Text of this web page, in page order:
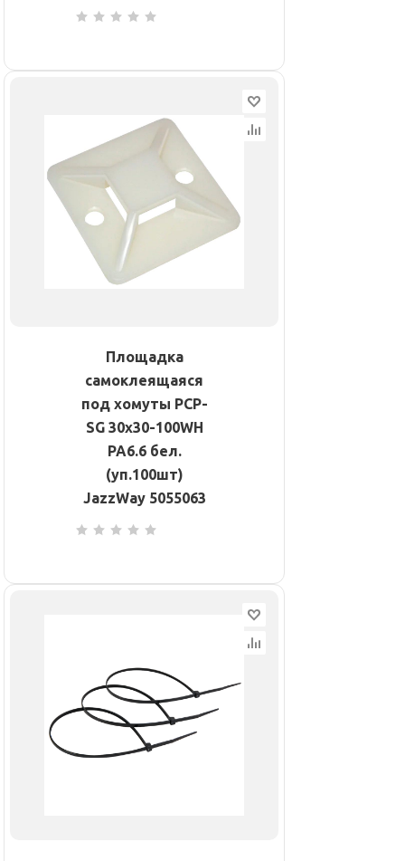
Площадка
самоклеящаяся
под хомуты PCP-
SG 30х30-100WH
PA6.6 бел.
(уп.100шт)
JazzWay 5055063